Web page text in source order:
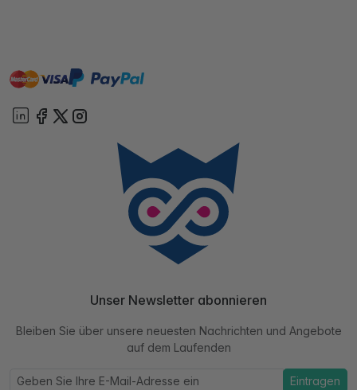
mastervisa paypal
Unser Newsletter abonnieren
Bleiben Sie über unsere neuesten Nachrichten und Angebote
auf dem Laufenden
Eintragen